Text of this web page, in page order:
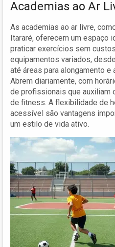
Academias ao Ar
As academias ao ar livre,
Itararé, oferecem um espaço
praticar exercícios sem
equipamentos variados,
até áreas para alongamento
Abrem diariamente, com
de profissionais que auxiliam
de fitness. A flexibilidade de
acessível são vantagens
um estilo de vida ativo.